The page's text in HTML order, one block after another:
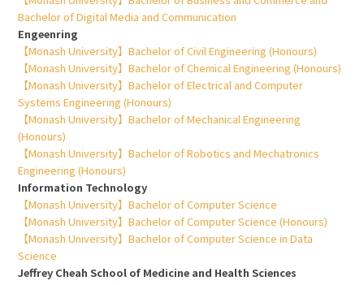
Bachelor of Digital Media and Communication
Engeenring
【Monash University】Bachelor of Civil Engineering (Honours)
【Monash University】Bachelor of Chemical Engineering (Honours)
【Monash University】Bachelor of Electrical and Computer
Systems Engineering (Honours)
【Monash University】Bachelor of Mechanical Engineering
(Honours)
【Monash University】Bachelor of Robotics and Mechatronics
Engineering (Honours)
Information Technology
【Monash University】Bachelor of Computer Science
【Monash University】Bachelor of Computer Science (Honours)
【Monash University】Bachelor of Computer Science in Data
Science
Jeffrey Cheah School of Medicine and Health Sciences